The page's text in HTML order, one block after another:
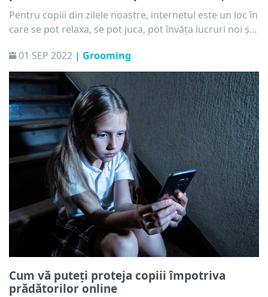
Pentru copiii din zilele noastre, internetul este un loc în
care se pot relaxa, se pot juca, pot învăța lucruri noi și
poate deveni și o zonă de pericol atunci când indivizi
aparent prietenoși vizează copiii cu intenții malițioase –
prădătorii online sunt o amenințare reală. Cum
recunoașteți când persoana din spatele celuilalt ecran
vrea să-i facă rău copilului dvs.?
01 SEP 2022 | Grooming
Cum vă puteți proteja copiii împotriva
prădătorilor online